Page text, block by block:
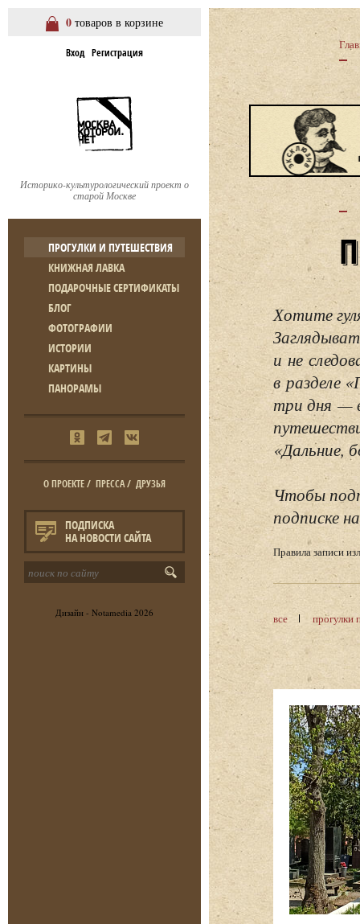
0 товаров в корзине
Вход Регистрация
Историко-культурологический проект о
старой Москве
ПРОГУЛКИ И ПУТЕШЕСТВИЯ
КНИЖНАЯ ЛАВКА
ПОДАРОЧНЫЕ СЕРТИФИКАТЫ
БЛОГ
ФОТОГРАФИИ
ИСТОРИИ
КАРТИНЫ
ПАНОРАМЫ
О ПРОЕКТЕ/ ПРЕССА/ ДРУЗЬЯ
ПОДПИСКА
НА НОВОСТИ САЙТА
Дизайн - Notamedia 2026
Хотите
и не
в разделе
три дня —
«Дальние,
Чтобы
подписке
Правила записи
все прогулки